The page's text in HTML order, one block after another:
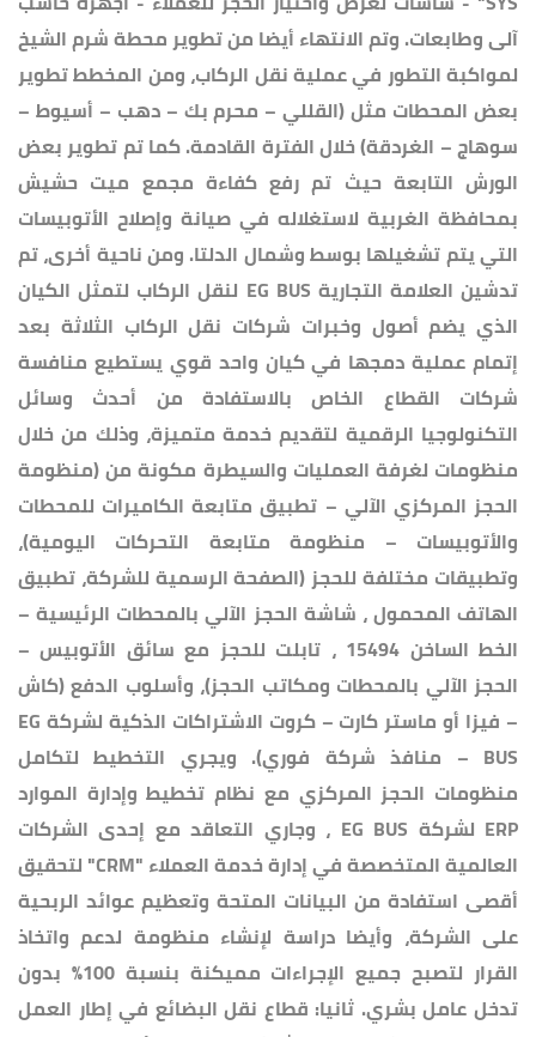
آلى وطابعات. وتم الانتهاء أيضا من تطوير محطة شرم الشيخ
لمواكبة التطور في عملية نقل الركاب، ومن المخطط تطوير
بعض المحطات مثل (القللي – محرم بك – دهب – أسيوط –
سوهاج – الغردقة) خلال الفترة القادمة. كما تم تطوير بعض
الورش التابعة حيث تم رفع كفاءة مجمع ميت حشيش
بمحافظة الغربية لاستغلاله في صيانة وإصلاح الأتوبيسات
التي يتم تشغيلها بوسط وشمال الدلتا. ومن ناحية أخرى، تم
تدشين العلامة التجارية EG BUS لنقل الركاب لتمثل الكيان
الذي يضم أصول وخبرات شركات نقل الركاب الثلاثة بعد
إتمام عملية دمجها في كيان واحد قوي يستطيع منافسة
شركات القطاع الخاص بالاستفادة من أحدث وسائل
التكنولوجيا الرقمية لتقديم خدمة متميزة، وذلك من خلال
منظومات لغرفة العمليات والسيطرة مكونة من (منظومة
الحجز المركزي الآلي – تطبيق متابعة الكاميرات للمحطات
والأتوبيسات – منظومة متابعة التحركات اليومية)،
وتطبيقات مختلفة للحجز (الصفحة الرسمية للشركة، تطبيق
الهاتف المحمول ، شاشة الحجز الآلي بالمحطات الرئيسية –
الخط الساخن 15494 ، تابلت للحجز مع سائق الأتوبيس –
الحجز الآلي بالمحطات ومكاتب الحجز)، وأسلوب الدفع (كاش
– فيزا أو ماستر كارت – كروت الاشتراكات الذكية لشركة EG
BUS – منافذ شركة فوري). ويجري التخطيط لتكامل
منظومات الحجز المركزي مع نظام تخطيط وإدارة الموارد
ERP لشركة EG BUS ، وجاري التعاقد مع إحدى الشركات
العالمية المتخصصة في إدارة خدمة العملاء "CRM" لتحقيق
أقصى استفادة من البيانات المتحة وتعظيم عوائد الربحية
على الشركة، وأيضا دراسة لإنشاء منظومة لدعم واتخاذ
القرار لتصبح جميع الإجراءات مميكنة بنسبة 100% بدون
تدخل عامل بشري. ثانيا: قطاع نقل البضائع في إطار العمل